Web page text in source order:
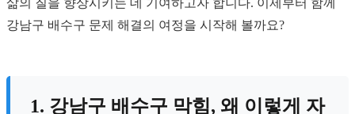
삶의 질을 향상시키는 데 기여하고자 합니다. 이제부터 함께
강남구 배수구 문제 해결의 여정을 시작해 볼까요?
1. 강남구 배수구 막힘, 왜 이렇게 자